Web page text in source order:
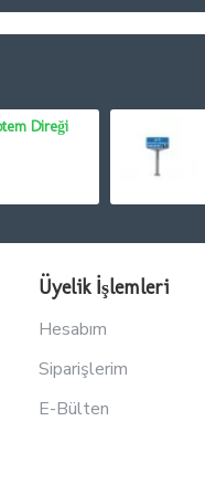
Direği
Üyelik İşlemleri
Hesabım
Siparişlerim
E-Bülten